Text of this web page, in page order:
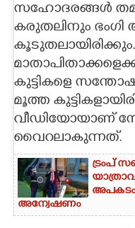
CARTOONS
LITERATURE
CONTACT US
​​​സഹോദരങ്ങൾ
കരുതലിനും
കുട്ടികളെ
മൂത്ത
വീഡിയോയാണ്
വൈറലാകുന്നത്.
ട്രംപ്
അപകടം
അന്വേഷണം